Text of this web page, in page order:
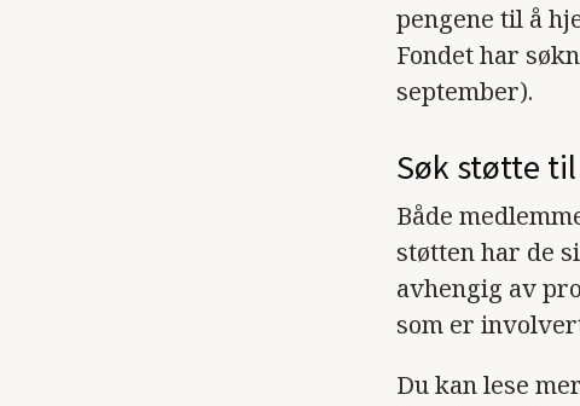
pengene til å
Fondet har
september).
Søk støtte
Både
støtten har de
avhengig av
som er
Du kan lese